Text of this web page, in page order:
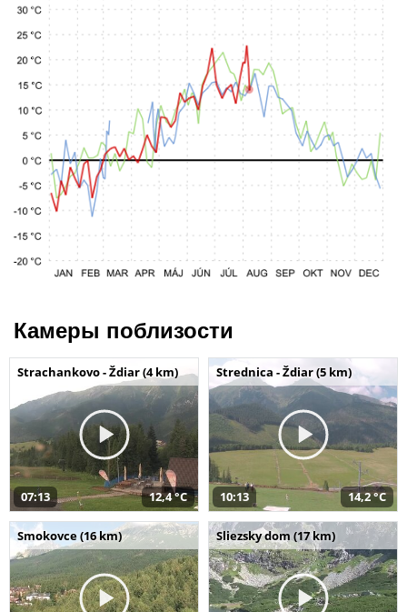
Камеры поблизости
Strachankovo - Ždiar (4 km)
07:13 12,4 °C
Strednica - Ždiar (5 km)
10:13 14,2 °C
Smokovce (16 km) Sliezsky dom (17 km)